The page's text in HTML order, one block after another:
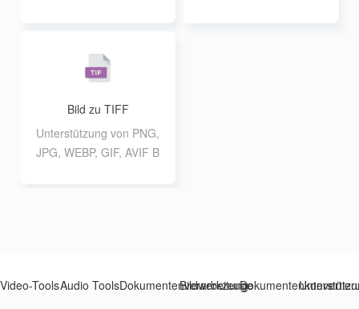
ung
Bild zu TIFF
Unterstützung von PNG,
JPG, WEBP, GIF, AVIF B
Video-ToolsAudio ToolsDokumentenverarbeitung
Bildwerkzeuge